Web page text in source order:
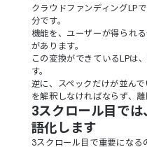
クラウドファンディングLP
分です。
機能を、ユーザーが得られ
があります。
この変換ができているLPは
す。
逆に、スペックだけが並ん
を解釈しなければならず、
3スクロール目で
語化します
3スクロール目で重要になる